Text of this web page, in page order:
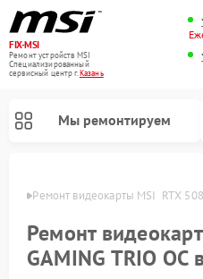
FIX-MSI
Ремонт устройств MSI
Специализированный
cервисный центр г.Казань
Мы ремонтируем
Ремонт видеокарты MSI  RTX
Ремонт
GAMING TRIO OC